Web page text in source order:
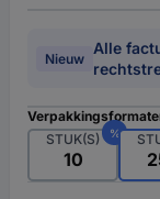
Nieuw
Alle
STUK(S)
%
10